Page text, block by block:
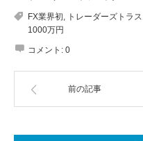
FX業界初, トレーダーズトラス
1000万円
コメント: 0
前の記事